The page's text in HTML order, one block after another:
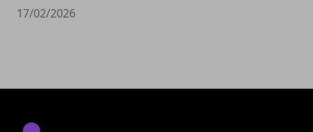
17/02/2026